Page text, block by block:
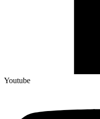
Youtube